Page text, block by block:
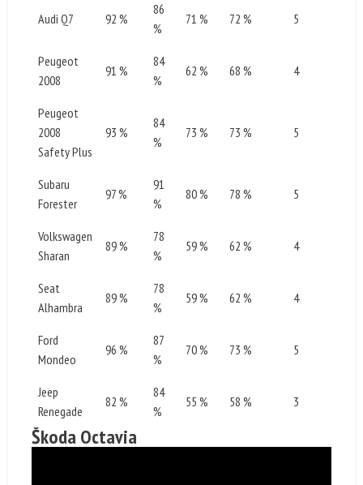
Audi Q7 92 %
86
%
71 % 72 % 5
Peugeot
2008
91 %
84
%
62 % 68 % 4
Peugeot
2008
Safety Plus
93 %
84
%
73 % 73 % 5
Subaru
Forester
97 %
91
%
80 % 78 % 5
Volkswagen
Sharan
89 %
78
%
59 % 62 % 4
Seat
Alhambra
89 %
78
%
59 % 62 % 4
Ford
Mondeo
96 %
87
%
70 % 73 % 5
Jeep
Renegade
82 %
84
%
55 % 58 % 3
Škoda Octavia